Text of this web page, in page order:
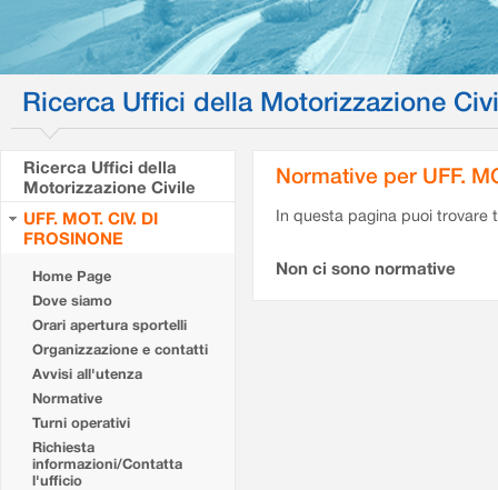
Ricerca Uffici della Motorizzazione
Ricerca Uffici della
Motorizzazione Civile
UFF. MOT. CIV. DI
FROSINONE
Home Page
Dove siamo
Orari apertura sportelli
Organizzazione e contatti
Avvisi all'utenza
Normative
Turni operativi
Richiesta
informazioni/Contatta
l'ufficio
Normative per UFF.
In questa pagina puoi
Non ci sono normative